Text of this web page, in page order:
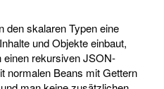
den skalaren Typen eine
und Objekte einbaut,
rekursiven JSON-
normalen Beans mit Gettern